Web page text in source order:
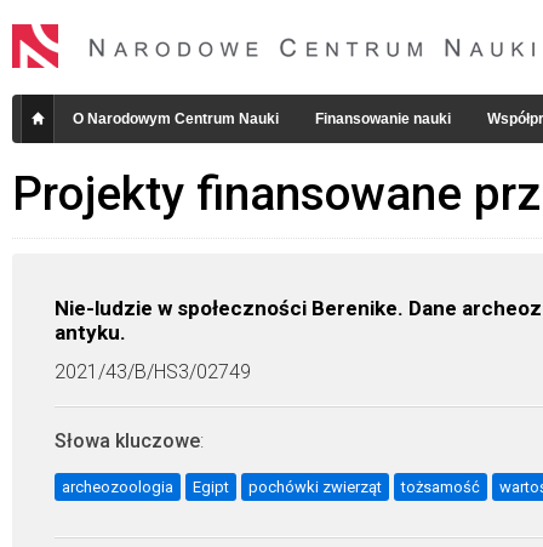
O Narodowym Centrum Nauki Finansowanie nauki
Projekty finansowane
Nie-ludzie w społeczności Berenike. Dane
antyku.
2021/43/B/HS3/02749
Słowa kluczowe:
archeozoologia Egipt pochówki zwierząt tożsamość